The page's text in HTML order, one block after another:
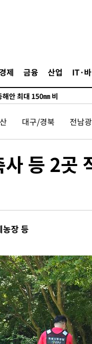
경제 금융 산업 IT·
0.6% 나스닥 1.3%↑
란 사과…쇄신의 기회로 삼겠
안 최대 150㎜ 비
고 35도' 무더위, 열대야 계속
사과…쇄신의 기회로 삼겠
안 최대 150㎜ 비
대구/경북 전남
등 2곳
장 등